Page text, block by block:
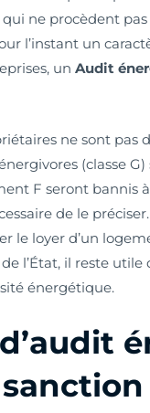
ne procèdent
l’instant un
unAudit
ne sont
(classe
F seront bannis
de le
le loyer d’un
l’État, il reste
énergétique.